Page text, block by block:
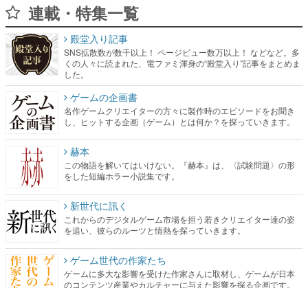
連載・特集一覧
殿堂入り記事
SNS拡散数が数千以上！ ページビュー数万以上！ などなど。多
くの人々に読まれた、電ファミ渾身の“殿堂入り”記事をまとめま
した。
ゲームの企画書
名作ゲームクリエイターの方々に製作時のエピソードをお聞き
し、ヒットする企画（ゲーム）とは何か？を探っていきます。
赫本
この物語を解いてはいけない。『赫本』は、〈試験問題〉の形
をした短編ホラー小説集です。
新世代に訊く
これからのデジタルゲーム市場を担う若きクリエイター達の姿
を追い、彼らのルーツと情熱を探っていきます。
ゲーム世代の作家たち
ゲームに多大な影響を受けた作家さんに取材し、ゲームが日本
のコンテンツ産業やカルチャーに与えた影響を探る企画です。